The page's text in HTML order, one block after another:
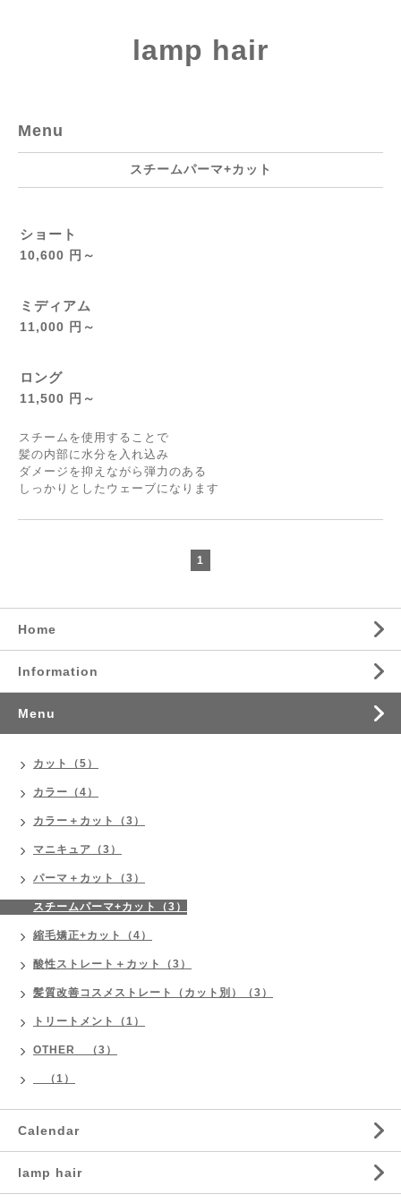
lamp hair
Menu
スチームパーマ+カット
ショート
10,600 円～
ミディアム
11,000 円～
ロング
11,500 円～
スチームを使用することで
髪の内部に水分を入れ込み
ダメージを抑えながら弾力のある
しっかりとしたウェーブになります
1
Home
Information
Menu
カット（5）
カラー（4）
カラー＋カット（3）
マニキュア（3）
パーマ＋カット（3）
スチームパーマ+カット（3）
縮毛矯正+カット（4）
酸性ストレート＋カット（3）
髪質改善コスメストレート（カット別）（3）
トリートメント（1）
OTHER （3）
（1）
Calendar
lamp hair